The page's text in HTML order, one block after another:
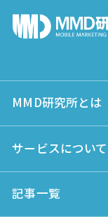
MMD研究所とは
サービスについて
記事一覧